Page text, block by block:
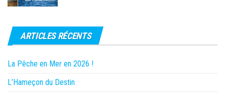
ARTICLES RÉCENTS
La Pêche en Mer en 2026 !
L’Hameçon du Destin